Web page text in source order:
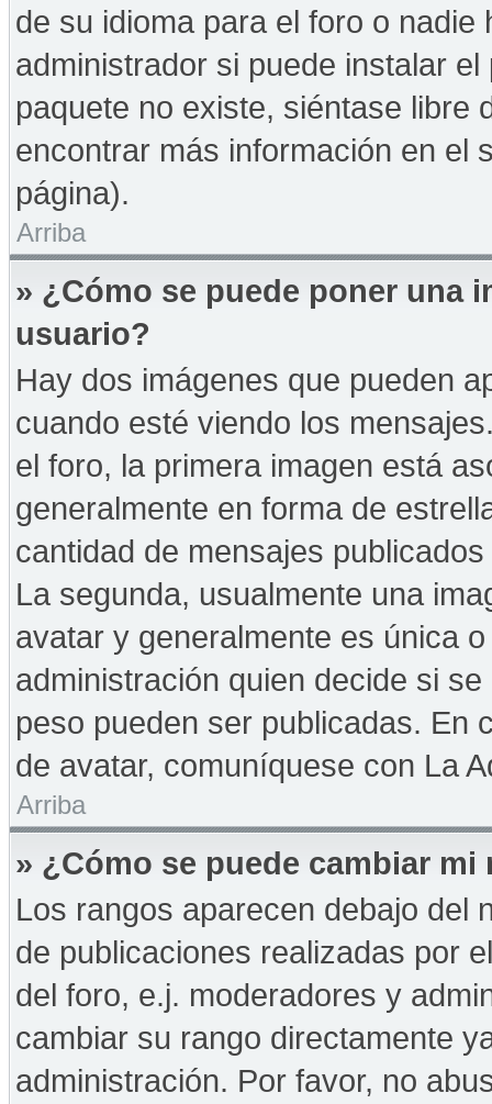
de su idioma para el foro o
administrador si puede instalar
paquete no existe, siéntase libre
encontrar más información en el
página).
Arriba
» ¿Cómo se puede poner una
usuario?
Hay dos imágenes que pueden
cuando esté viendo los
el foro, la primera imagen está
generalmente en forma de
cantidad de mensajes
La segunda, usualmente una
avatar y generalmente es única
administración quien decide si
peso pueden ser publicadas. En
de avatar, comuníquese con La
Arriba
» ¿Cómo se puede cambiar mi
Los rangos aparecen debajo del
de publicaciones realizadas por
del foro, e.j. moderadores y
cambiar su rango directamente
administración. Por favor, no